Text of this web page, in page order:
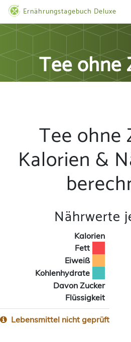
Ernährungstagebuch Deluxe
Tee ohne
Tee ohne
Kalorien &
Nährwerte
Kalorien
Fett
Eiweiß
Kohlenhydrate
Davon Zucker
Flüssigkeit
Lebensmittel nicht geprüft